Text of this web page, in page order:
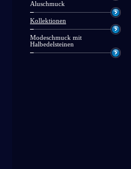
Aluschmuck
Kollektionen
Modeschmuck mit
Halbedelsteinen